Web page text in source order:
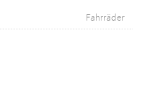
Fahrräder